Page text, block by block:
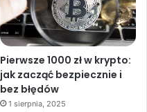
Pierwsze 1000 zł w krypto:
jak zacząć bezpiecznie i
bez błędów
1 sierpnia, 2025